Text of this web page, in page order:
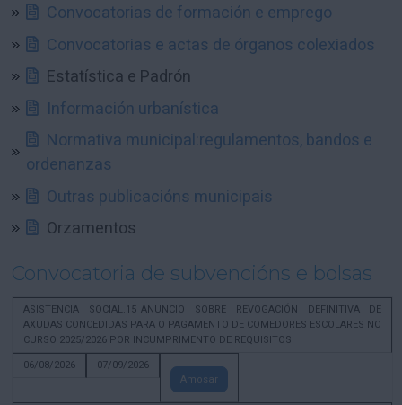
Convocatorias de formación e emprego
Convocatorias e actas de órganos colexiados
Estatística e Padrón
Información urbanística
Normativa municipal:regulamentos, bandos e
ordenanzas
Outras publicacións municipais
Orzamentos
Convocatoria de subvencións e bolsas
ASISTENCIA SOCIAL.15_ANUNCIO SOBRE REVOGACIÓN DEFINITIVA DE
AXUDAS CONCEDIDAS PARA O PAGAMENTO DE COMEDORES ESCOLARES NO
CURSO 2025/2026 POR INCUMPRIMENTO DE REQUISITOS
06/08/2026
07/09/2026
Amosar